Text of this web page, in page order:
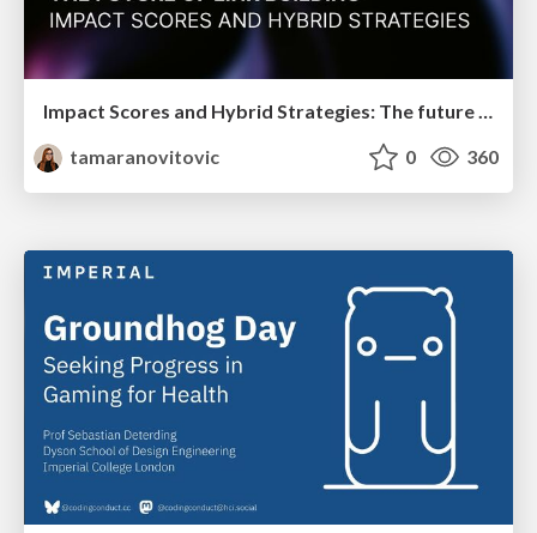
Impact Scores and Hybrid Strategies: The future of link building
tamaranovitovic
0 360